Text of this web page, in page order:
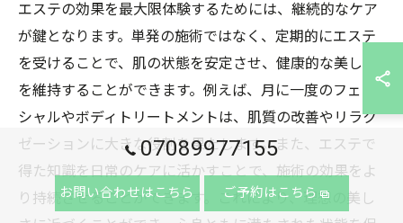
エステの効果を最大限体験するためには、継続的なケア
が鍵となります。単発の施術ではなく、定期的にエステ
を受けることで、肌の状態を安定させ、健康的な美しさ
を維持することができます。例えば、月に一度のフェイ
シャルやボディトリートメントは、肌質の改善やリラク
ゼーションに大きな役割を果たします。また、エステで
得た知識を日常のケアに活かすことで、施術の効果をよ
り持続させることができます。これにより、理想の美し
07089977155
お問い合わせはこちら ご予約はこちら